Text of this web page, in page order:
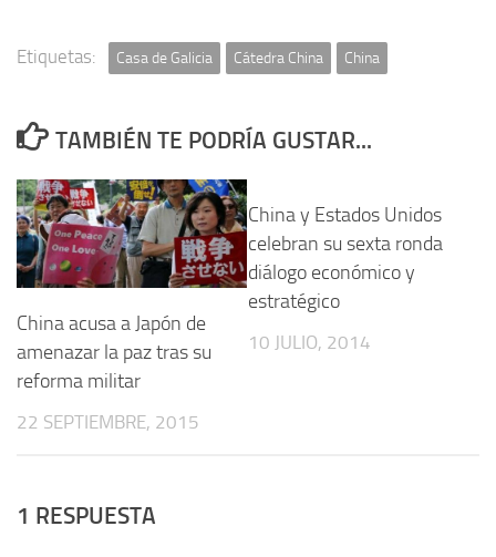
Etiquetas: Casa de Galicia Cátedra China China
TAMBIÉN TE PODRÍA GUSTAR...
China acusa a Japón de
amenazar la paz tras su
reforma militar
22 SEPTIEMBRE, 2015
China y Estados Unidos
celebran su sexta ronda
diálogo económico y
estratégico
10 JULIO, 2014
1 RESPUESTA